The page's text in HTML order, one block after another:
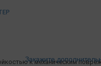
к механическим
Закажите